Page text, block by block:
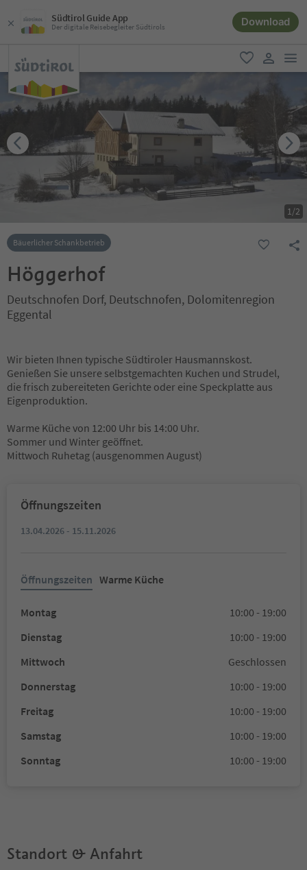
Südtirol Guide App
Der digitale Reisebegleiter Südtirols Download
favorit
user link
1/2
Bäuerlicher Schankbetrieb
Höggerhof
Deutschnofen Dorf, Deutschnofen, Dolomitenregion
Eggental
Wir bieten Ihnen typische Südtiroler Hausmannskost.
Genießen Sie unsere selbstgemachten Kuchen und Strudel,
die frisch zubereiteten Gerichte oder eine Speckplatte aus
Eigenproduktion.
Warme Küche von 12:00 Uhr bis 14:00 Uhr.
Sommer und Winter geöffnet.
Mittwoch Ruhetag (ausgenommen August)
Öffnungszeiten
13.04.2026 - 15.11.2026
Öffnungszeiten Warme Küche
Montag
10:00 - 19:00
Dienstag
10:00 - 19:00
Mittwoch
Geschlossen
Donnerstag
10:00 - 19:00
Freitag
10:00 - 19:00
Samstag
10:00 - 19:00
Sonntag
10:00 - 19:00
Standort & Anfahrt